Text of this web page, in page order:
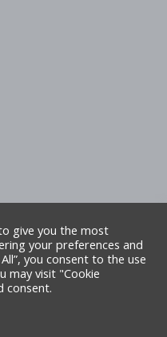
Cedwir
gan TA6
give you the most
your preferences and
you consent to the use
may visit "Cookie
consent.